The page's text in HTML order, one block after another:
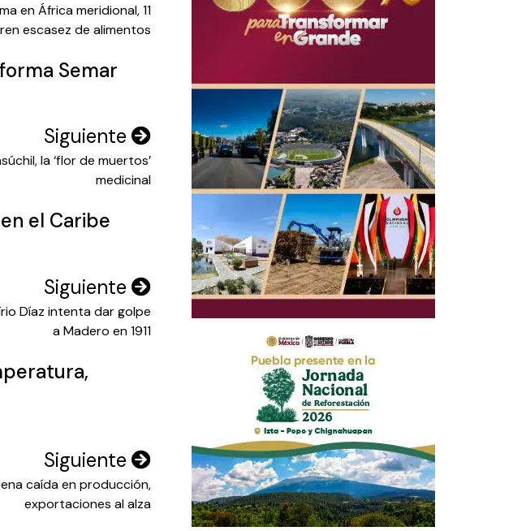
en África meridional, 11
escasez de alimentos
Semar
Siguiente
la ‘flor de muertos’
medicinal
el Caribe
Siguiente
Díaz intenta dar golpe
a Madero en 1911
Siguiente
caída en producción,
exportaciones al alza